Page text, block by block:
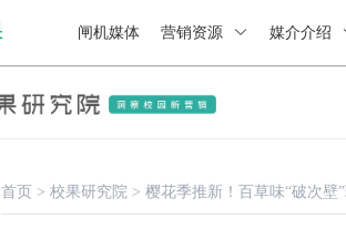
闸机媒体 营销资源 媒介介绍
首页 > 校果研究院 > 樱花季推新！百草味“破次壁